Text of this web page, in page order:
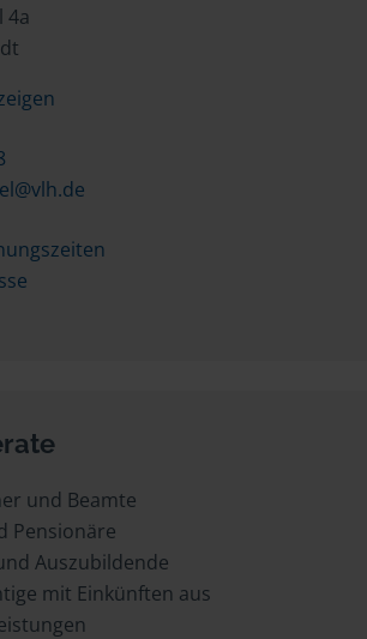
4a
und Beamte
Pensionäre
Auszubildende
mit Einkünften aus